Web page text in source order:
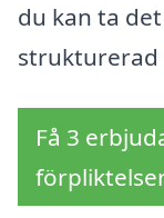
du kan ta
strukturerad
Få 3